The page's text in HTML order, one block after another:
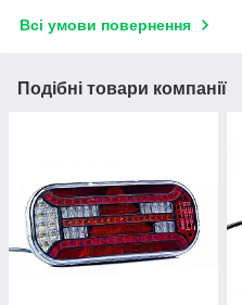
Всі умови повернення
Подібні товари компанії